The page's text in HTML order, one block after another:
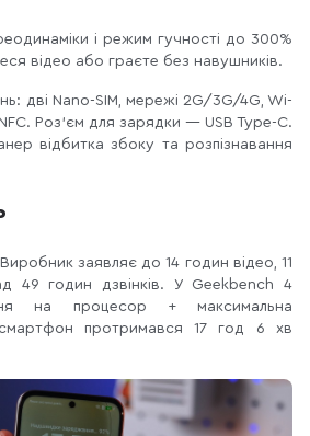
і режим гучності до 300%
відео або граєте без навушників.
дві Nano-SIM, мережі 2G/3G/4G, Wi-
Роз’єм для зарядки — USB Type-C.
відбитка збоку та розпізнавання
заявляє до 14 годин відео, 11
49 годин дзвінків. У Geekbench 4
на процесор + максимальна
смартфон протримався 17 год 6 хв